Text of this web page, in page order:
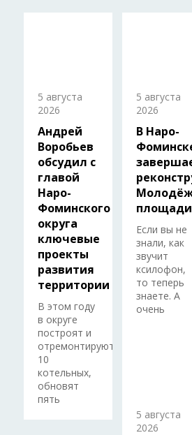
5 августа
2026
Андрей
Воробьев
обсудил с
главой
Наро-
Фоминского
округа
ключевые
проекты
развития
территории
В этом году
в округе
построят и
отремонтируют
10
котельных,
обновят
пять
5 августа
2026
В Наро-
площади
Если вы не
знали, как
звучит
ксилофон,
то теперь
знаете. А
очень
5 августа
2026